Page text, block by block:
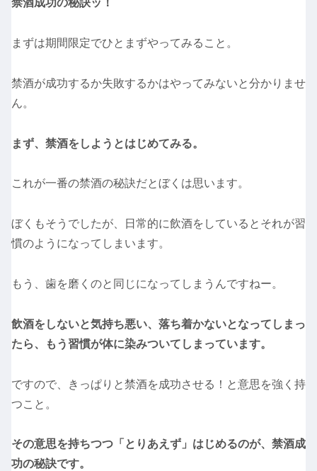
禁酒成功の秘訣ッ！
まずは期間限定でひとまずやってみること。
禁酒が成功するか失敗するかはやってみないと分かりませ
ん。
まず、禁酒をしようとはじめてみる。
これが一番の禁酒の秘訣だとぼくは思います。
ぼくもそうでしたが、日常的に飲酒をしているとそれが習
慣のようになってしまいます。
もう、歯を磨くのと同じになってしまうんですねー。
飲酒をしないと気持ち悪い、落ち着かないとなってしまっ
たら、もう習慣が体に染みついてしまっています。
ですので、きっぱりと禁酒を成功させる！と意思を強く持
つこと。
その意思を持ちつつ「とりあえず」はじめるのが、禁酒成
功の秘訣です。